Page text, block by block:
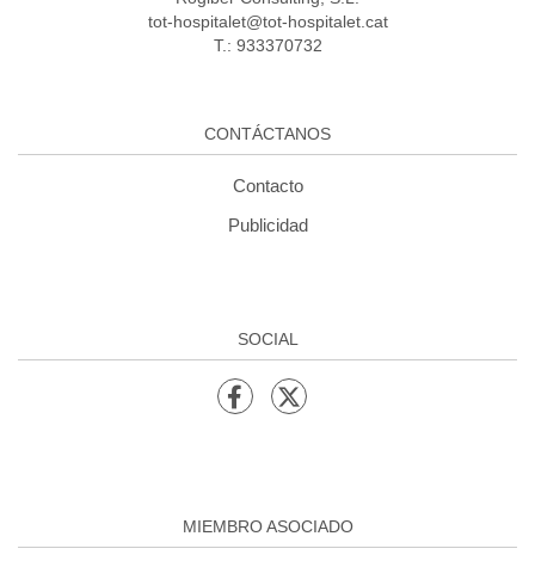
tot-hospitalet@tot-hospitalet.cat
T.: 933370732
CONTÁCTANOS
Contacto
Publicidad
SOCIAL
MIEMBRO ASOCIADO